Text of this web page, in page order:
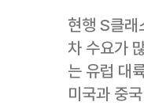
현행 S클
차 수요가
는 유럽 대
미국과 중